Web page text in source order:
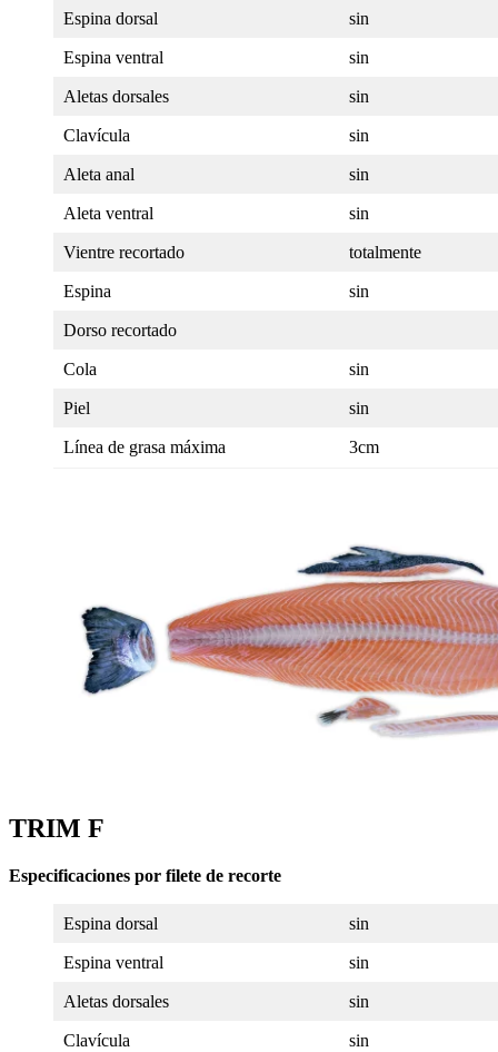
Espina dorsal sin
Espina ventral sin
Aletas dorsales sin
Clavícula sin
Aleta anal sin
Aleta ventral sin
Vientre recortado totalmente
Espina sin
Dorso recortado
Cola sin
Piel sin
Línea de grasa máxima 3cm
TRIM F
Especificaciones por filete de recorte
Espina dorsal sin
Espina ventral sin
Aletas dorsales sin
Clavícula sin